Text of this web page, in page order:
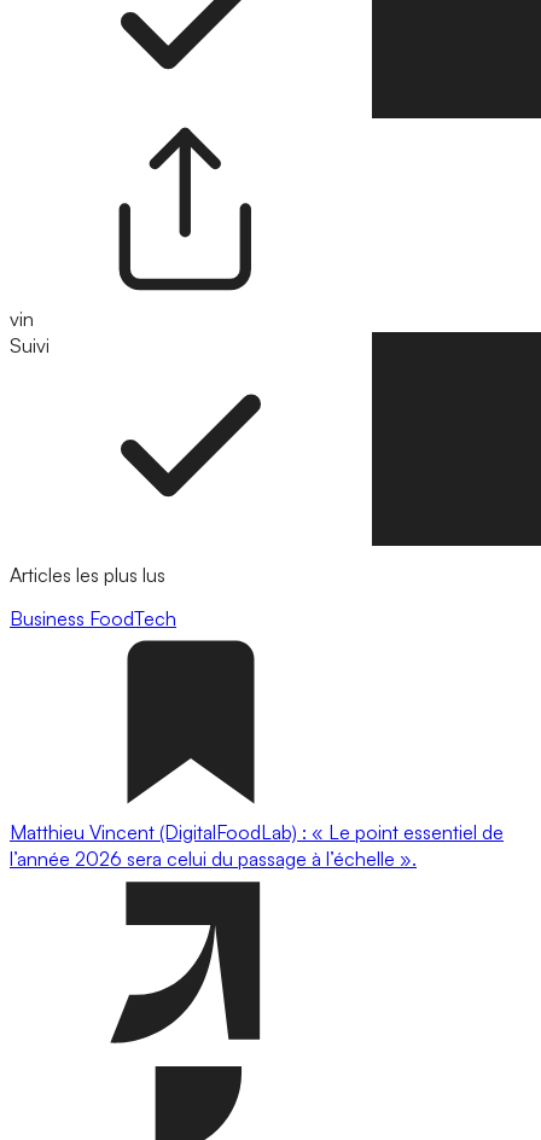
vin
Suivi
Articles les plus lus
Business FoodTech
Matthieu Vincent (DigitalFoodLab) : « Le point essentiel de
l’année 2026 sera celui du passage à l’échelle ».